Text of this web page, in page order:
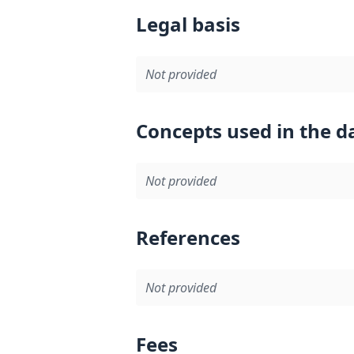
Legal basis
Not provided
Concepts used in the
Not provided
References
Not provided
Fees